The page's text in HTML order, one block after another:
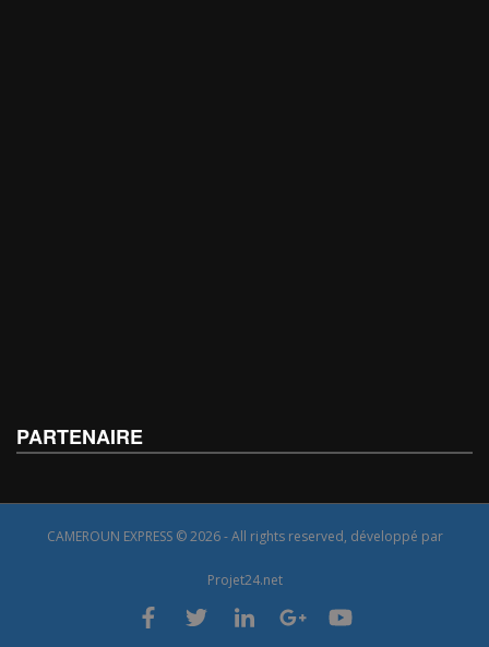
PARTENAIRE
CAMEROUN EXPRESS © 2026 - All rights reserved, développé par
Projet24.net